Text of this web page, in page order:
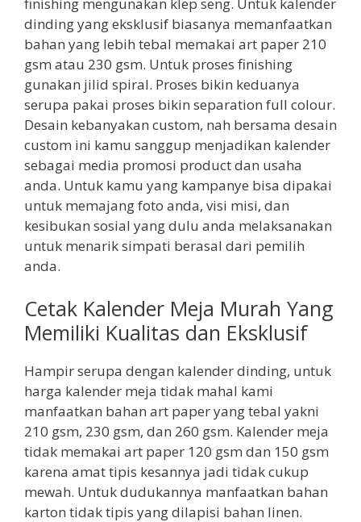
dinding yang eksklusif biasanya memanfaatkan
bahan yang lebih tebal memakai art paper 210
gsm atau 230 gsm. Untuk proses finishing
gunakan jilid spiral. Proses bikin keduanya
serupa pakai proses bikin separation full colour.
Desain kebanyakan custom, nah bersama desain
custom ini kamu sanggup menjadikan kalender
sebagai media promosi product dan usaha
anda. Untuk kamu yang kampanye bisa dipakai
untuk memajang foto anda, visi misi, dan
kesibukan sosial yang dulu anda melaksanakan
untuk menarik simpati berasal dari pemilih
anda.
Cetak Kalender Meja Murah Yang
Memiliki Kualitas dan Eksklusif
Hampir serupa dengan kalender dinding, untuk
harga kalender meja tidak mahal kami
manfaatkan bahan art paper yang tebal yakni
210 gsm, 230 gsm, dan 260 gsm. Kalender meja
tidak memakai art paper 120 gsm dan 150 gsm
karena amat tipis kesannya jadi tidak cukup
mewah. Untuk dudukannya manfaatkan bahan
karton tidak tipis yang dilapisi bahan linen.